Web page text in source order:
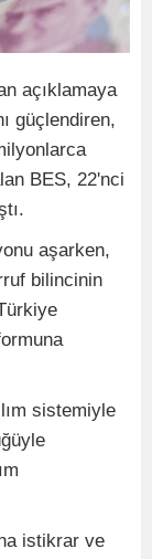
açıklamaya
güçlendiren,
BES, 22'nci
aşarken,
bilincinin
sistemiyle
istikrar ve